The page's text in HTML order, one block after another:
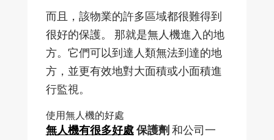
而且，該物業的許多區域都很難得到
很好的保護。 那就是無人機進入的地
方。它們可以到達人類無法到達的地
方，並更有效地對大面積或小面積進
行監視。
使用無人機的好處
無人機有很多好處保護劑 和公司一